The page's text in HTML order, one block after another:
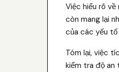
Việc hiểu rõ
còn mang lại
của các yếu tố
Tóm lại, việc
kiểm tra độ an